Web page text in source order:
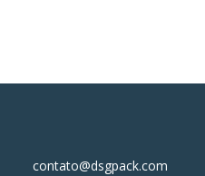
contato@dsgpack.com